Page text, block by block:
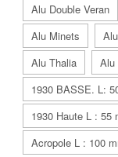
Alu Double Veran
Alu Minets
Alu Thalia
Alu
1930 BASSE. L:
1930 Haute L : 55
Acropole L : 100